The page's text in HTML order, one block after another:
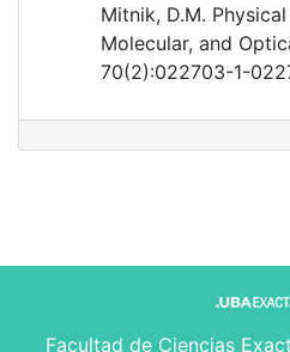
Mitnik, D.M.
Molecular, and
70(2):022703-1-
Facultad de Ciencias